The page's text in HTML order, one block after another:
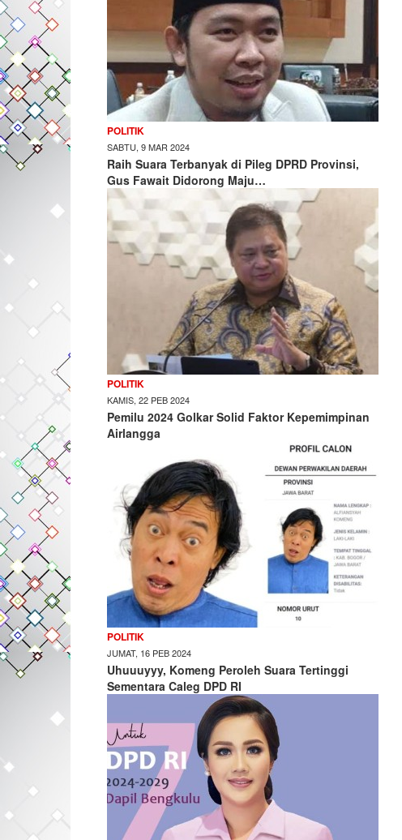
POLITIK
SABTU, 9 MAR 2024
Raih Suara Terbanyak di Pileg DPRD Provinsi,
Gus Fawait Didorong Maju…
POLITIK
KAMIS, 22 PEB 2024
Pemilu 2024 Golkar Solid Faktor Kepemimpinan
Airlangga
POLITIK
JUMAT, 16 PEB 2024
Uhuuuyyy, Komeng Peroleh Suara Tertinggi
Sementara Caleg DPD RI